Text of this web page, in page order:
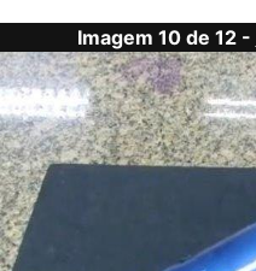
Imagem 10 de 12 -